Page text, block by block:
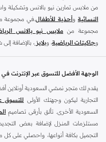
من ملابس تمارين نيو بالانس وتشكيلة
النسائية وأحذية للأطفال.في مجموعة
مجموعة من ملابس نيو بالانس
وجاكيتات الرياضية، وبلايز ، بالإضافة
تسوقأزياء الرجال من نيو بالانس
التيشرتات
قماش وبناطيل متنوعة والجوارب و
ملابس نيو بلانس والأحذيةبشكل أفضل مع
الحياة العادي بالإضافة إلى المناسبات
نيو بالانس للرجال لرحلتك القادمة
وأحذية رياضية حمراء مثل أحذية سنيكرز
للرجال في أحذية رياضية مثل ترينرز.
الوجهة الأفضل للتسوق عبر الإنترنت
يقدم لك متجر نمشي السعودية أونلاين
التجارية ليكون وجهتك الأولى للتسوق
السعودية الأخرى. تألق بأرقى تصاميم
مستلزمات المنزل لإضافة بعض
التجميل بكافة أنواعها، واحصلي على